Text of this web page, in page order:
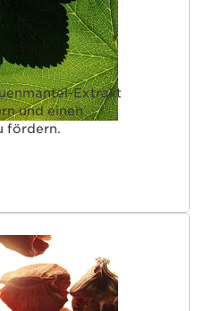
Extrakt
und einen
fördern.